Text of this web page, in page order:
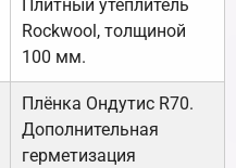
Плитный утеплитель
Rockwool, толщиной
100 мм.
Плёнка Ондутис R70.
Дополнительная
герметизация